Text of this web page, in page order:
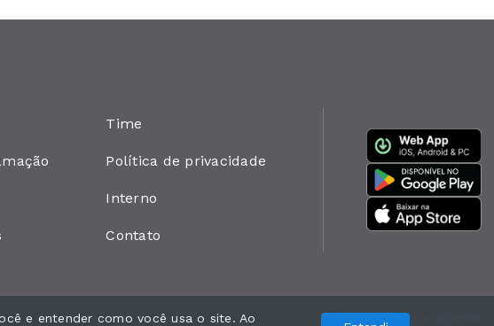
Time
Política de privacidade
Interno
Contato
Com a tecnologia
e entender como você usa o site. Ao